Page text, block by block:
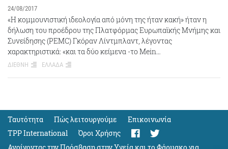
24/08/2017
«Η κομμουνιστική ιδεολογία από μόνη της ήταν κακή» ήταν η
δήλωση του προέδρου της Πλατφόρμας Ευρωπαϊκής Μνήμης και
Συνείδησης (PEMC) Γκόραν Λίντμπλαντ, λέγοντας
χαρακτηριστικά: «και τα δύο κείμενα -το Mein…
ΔΙΕΘΝΗ ΕΛΛΑΔΑ
Ταυτότητα Πώς λειτουργούμε
Eπικοινωνία
TPP International
Όροι Χρήσης